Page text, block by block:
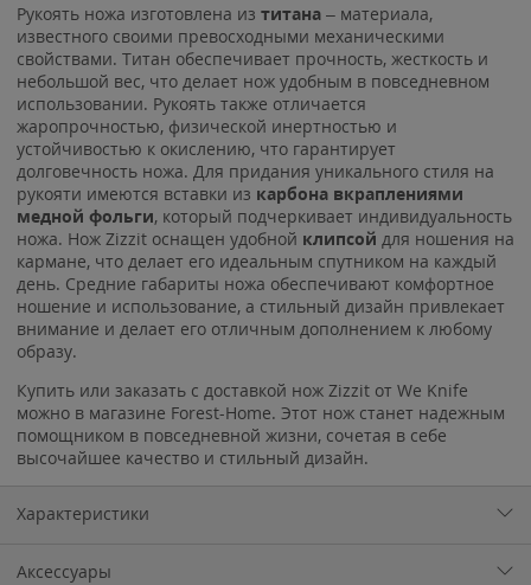
Рукоять ножа изготовлена из титана – материала,
известного своими превосходными механическими
свойствами. Титан обеспечивает прочность, жесткость и
небольшой вес, что делает нож удобным в повседневном
использовании. Рукоять также отличается
жаропрочностью, физической инертностью и
устойчивостью к окислению, что гарантирует
долговечность ножа. Для придания уникального стиля на
рукояти имеются вставки из карбона вкраплениями
медной фольги, который подчеркивает индивидуальность
ножа. Нож Zizzit оснащен удобной клипсой для ношения на
кармане, что делает его идеальным спутником на каждый
день. Средние габариты ножа обеспечивают комфортное
ношение и использование, а стильный дизайн привлекает
внимание и делает его отличным дополнением к любому
образу.
Купить или заказать с доставкой нож Zizzit от We Knife
можно в магазине Forest-Home. Этот нож станет надежным
помощником в повседневной жизни, сочетая в себе
высочайшее качество и стильный дизайн.
Характеристики
Аксессуары